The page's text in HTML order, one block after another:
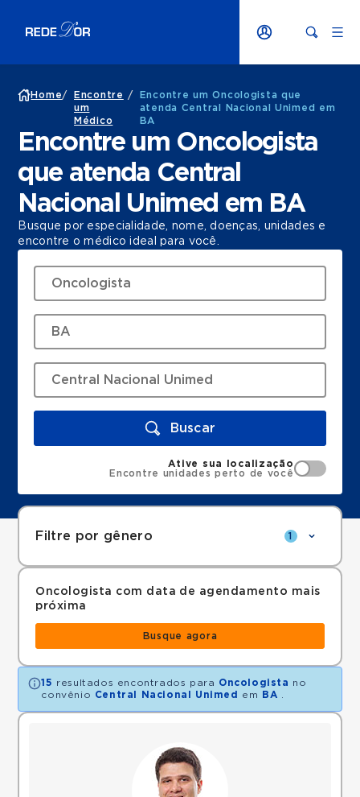
Home/
Encontre
um
Médico
/
Encontre um Oncologista que
atenda Central Nacional Unimed em
BA
Encontre um Oncologista
que atenda Central
Nacional Unimed em BA
Busque por especialidade, nome, doenças, unidades e
encontre o médico ideal para você.
Buscar
Ative sua localização
Encontre unidades perto de você
Filtre por gênero 1
Oncologista com data de agendamento mais
próxima
Busque agora
15 resultados encontrados para Oncologista no
convênio Central Nacional Unimed em BA